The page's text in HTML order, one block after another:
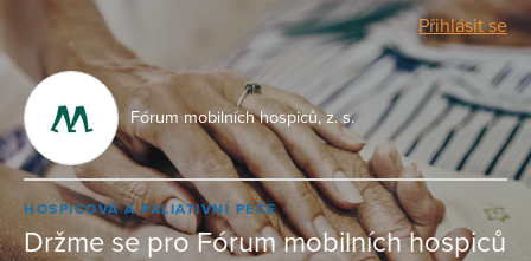
Přihlásit se
Fórum mobilních hospiců, z. s.
HOSPICOVÁ A PALIATIVNÍ PÉČE
Držme se pro Fórum mobilních hospiců